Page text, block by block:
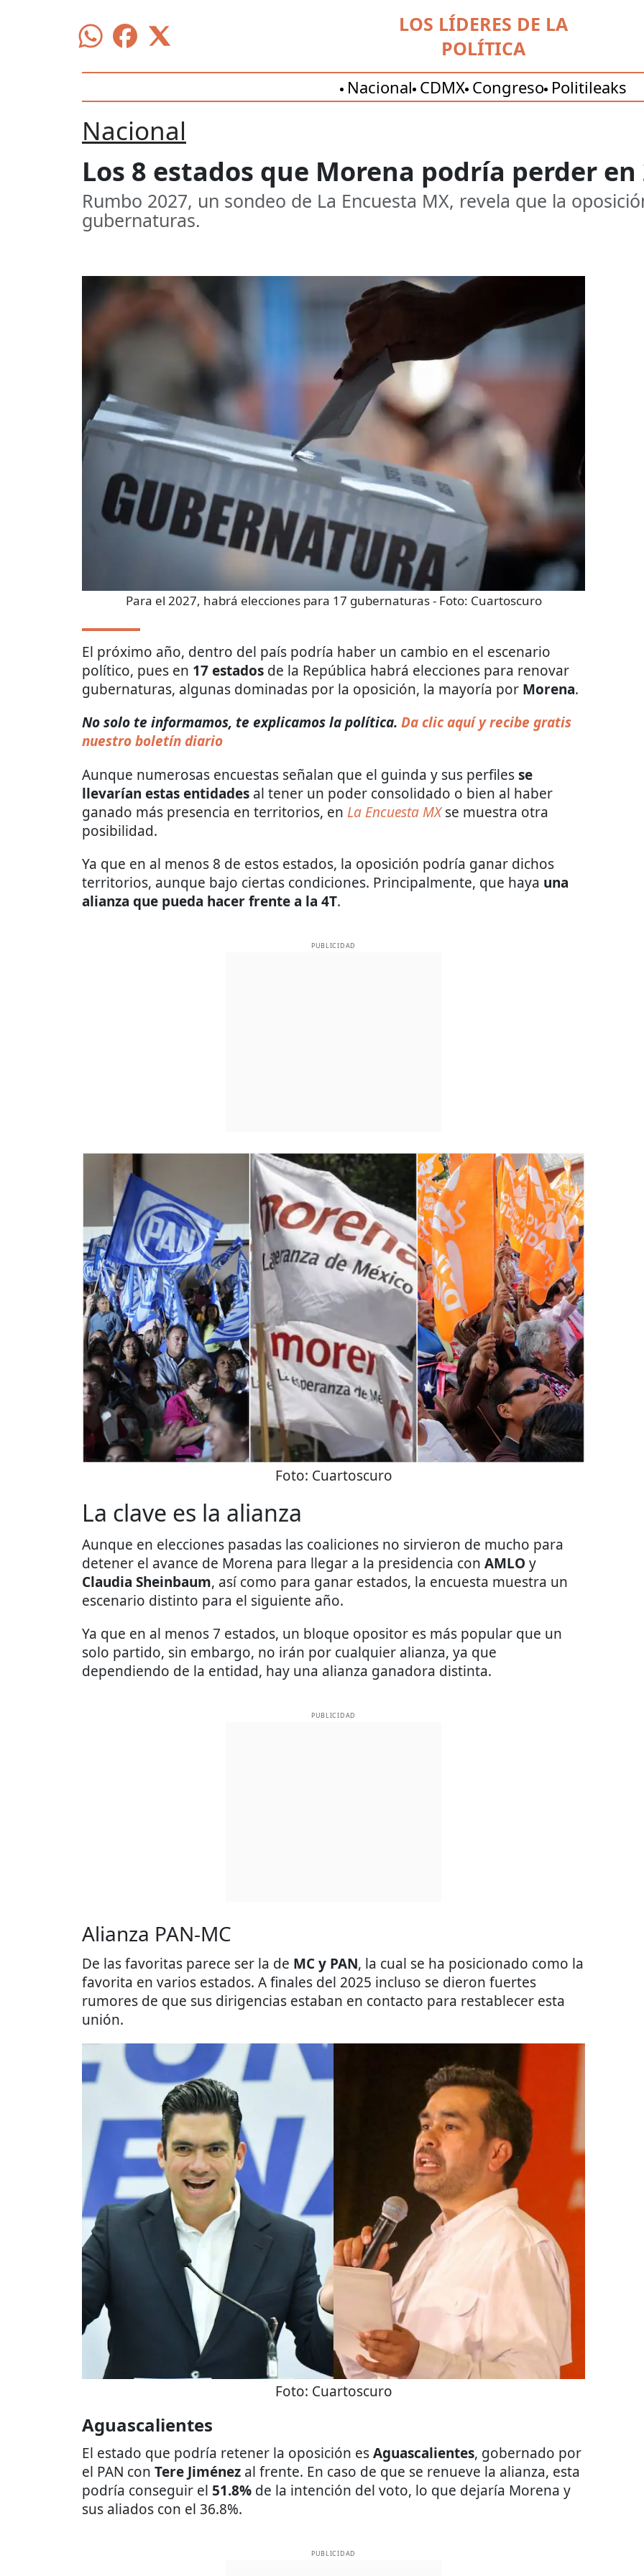
LOS LÍDERES DE LA
POLÍTICA
Nacional CDMX Congreso Politileaks
Nacional
Los 8 estados que Morena podría perder en
Rumbo 2027, un sondeo de La Encuesta MX, revela que la
gubernaturas.
Para el 2027, habrá elecciones para 17 gubernaturas- Foto: Cuartoscuro
El próximo año, dentro del país podría haber un cambio en el escenario
político, pues en 17 estados de la República habrá elecciones para renovar
gubernaturas, algunas dominadas por la oposición, la mayoría por Morena.
No solo te informamos, te explicamos la política. Da clic aquí y recibe gratis
nuestro boletín diario
Aunque numerosas encuestas señalan que el guinda y sus perfilesse
llevarían estas entidades al tener un poder consolidado o bien al haber
ganado más presencia en territorios, en La Encuesta MXse muestra otra
posibilidad.
Ya que en al menos 8 de estos estados, la oposición podría ganar dichos
territorios, aunque bajo ciertas condiciones. Principalmente, que haya una
alianza que pueda hacer frente a la 4T.
PUBLICIDAD
Foto: Cuartoscuro
La clave es la alianza
Aunque en elecciones pasadas las coaliciones no sirvieron de mucho para
detener el avance de Morena para llegar a la presidencia con AMLO y
Claudia Sheinbaum, así como para ganar estados, la encuesta muestra un
escenario distinto para el siguiente año.
Ya que en al menos 7 estados, un bloque opositor es más popular que un
solo partido, sin embargo, no irán por cualquier alianza, ya que
dependiendo de la entidad, hay una alianza ganadora distinta.
PUBLICIDAD
Alianza PAN-MC
De las favoritas parece ser la de MC y PAN, la cual se ha posicionado como la
favorita en varios estados. A finales del 2025 incluso se dieron fuertes
rumores de que sus dirigencias estaban en contacto para restablecer esta
unión.
Foto: Cuartoscuro
Aguascalientes
El estado que podría retener la oposición esAguascalientes, gobernado por
el PAN con Tere Jiménez al frente. En caso de que se renueve la alianza, esta
podría conseguir el 51.8% de la intención del voto, lo que dejaría Morena y
sus aliados con el 36.8%.
PUBLICIDAD